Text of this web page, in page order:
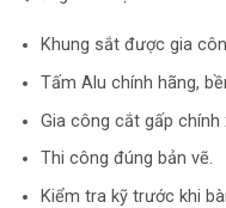
Khung sắt được gia
Tấm Alu chính hãng,
Gia công cắt gấp chính
Thi công đúng bản vẽ.
Kiểm tra kỹ trước khi